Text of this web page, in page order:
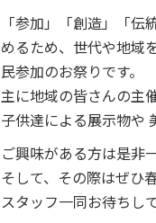
「参加」「創造」「
めるため、世代や地域
民参加のお祭りです。
主に地域の皆さんの主
子供達による展示物や
ご興味がある方は是非
そして、その際はぜひ
スタッフ一同お待ちし